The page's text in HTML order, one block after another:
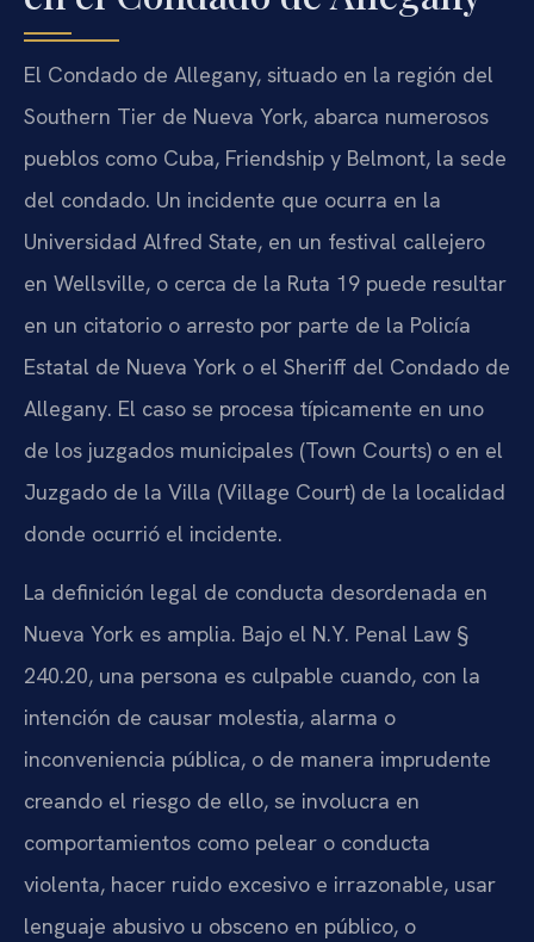
El Condado de Allegany, situado en la región del
Southern Tier de Nueva York, abarca numerosos
pueblos como Cuba, Friendship y Belmont, la sede
del condado. Un incidente que ocurra en la
Universidad Alfred State, en un festival callejero
en Wellsville, o cerca de la Ruta 19 puede resultar
en un citatorio o arresto por parte de la Policía
Estatal de Nueva York o el Sheriff del Condado de
Allegany. El caso se procesa típicamente en uno
de los juzgados municipales (Town Courts) o en el
Juzgado de la Villa (Village Court) de la localidad
donde ocurrió el incidente.
La definición legal de conducta desordenada en
Nueva York es amplia. Bajo el N.Y. Penal Law §
240.20, una persona es culpable cuando, con la
intención de causar molestia, alarma o
inconveniencia pública, o de manera imprudente
creando el riesgo de ello, se involucra en
comportamientos como pelear o conducta
violenta, hacer ruido excesivo e irrazonable, usar
lenguaje abusivo u obsceno en público, o